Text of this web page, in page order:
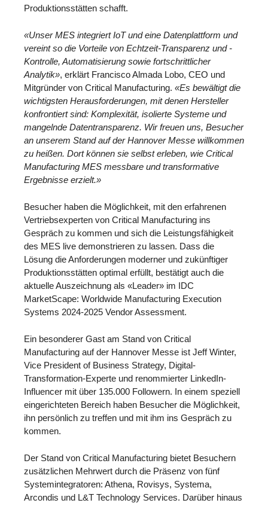
Produktionsstätten schafft.
«Unser MES integriert IoT und eine Datenplattform und
vereint so die Vorteile von Echtzeit-Transparenz und -
Kontrolle, Automatisierung sowie fortschrittlicher
Analytik», erklärt Francisco Almada Lobo, CEO und
Mitgründer von Critical Manufacturing. «Es bewältigt die
wichtigsten Herausforderungen, mit denen Hersteller
konfrontiert sind: Komplexität, isolierte Systeme und
mangelnde Datentransparenz. Wir freuen uns, Besucher
an unserem Stand auf der Hannover Messe willkommen
zu heißen. Dort können sie selbst erleben, wie Critical
Manufacturing MES messbare und transformative
Ergebnisse erzielt.»
Besucher haben die Möglichkeit, mit den erfahrenen
Vertriebsexperten von Critical Manufacturing ins
Gespräch zu kommen und sich die Leistungsfähigkeit
des MES live demonstrieren zu lassen. Dass die
Lösung die Anforderungen moderner und zukünftiger
Produktionsstätten optimal erfüllt, bestätigt auch die
aktuelle Auszeichnung als «Leader» im IDC
MarketScape: Worldwide Manufacturing Execution
Systems 2024-2025 Vendor Assessment.
Ein besonderer Gast am Stand von Critical
Manufacturing auf der Hannover Messe ist Jeff Winter,
Vice President of Business Strategy, Digital-
Transformation-Experte und renommierter LinkedIn-
Influencer mit über 135.000 Followern. In einem speziell
eingerichteten Bereich haben Besucher die Möglichkeit,
ihn persönlich zu treffen und mit ihm ins Gespräch zu
kommen.
Der Stand von Critical Manufacturing bietet Besuchern
zusätzlichen Mehrwert durch die Präsenz von fünf
Systemintegratoren: Athena, Rovisys, Systema,
Arcondis und L&T Technology Services. Darüber hinaus